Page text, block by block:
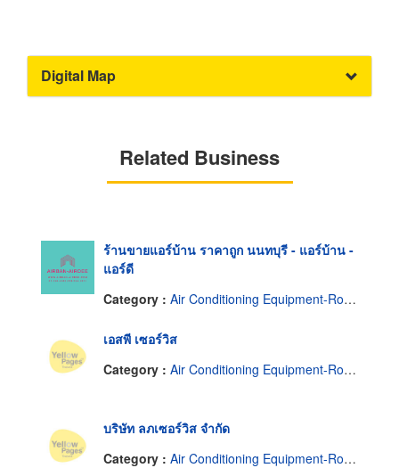
Digital Map
Related Business
ร้านขายแอร์บ้าน ราคาถูก นนทบุรี - แอร์บ้าน -
แอร์ดี
Category : Air Conditioning Equipment-Room & Split
เอสพี เซอร์วิส
Category : Air Conditioning Equipment-Room & Split
บริษัท ลภเซอร์วิส จำกัด
Category : Air Conditioning Equipment-Room & Split